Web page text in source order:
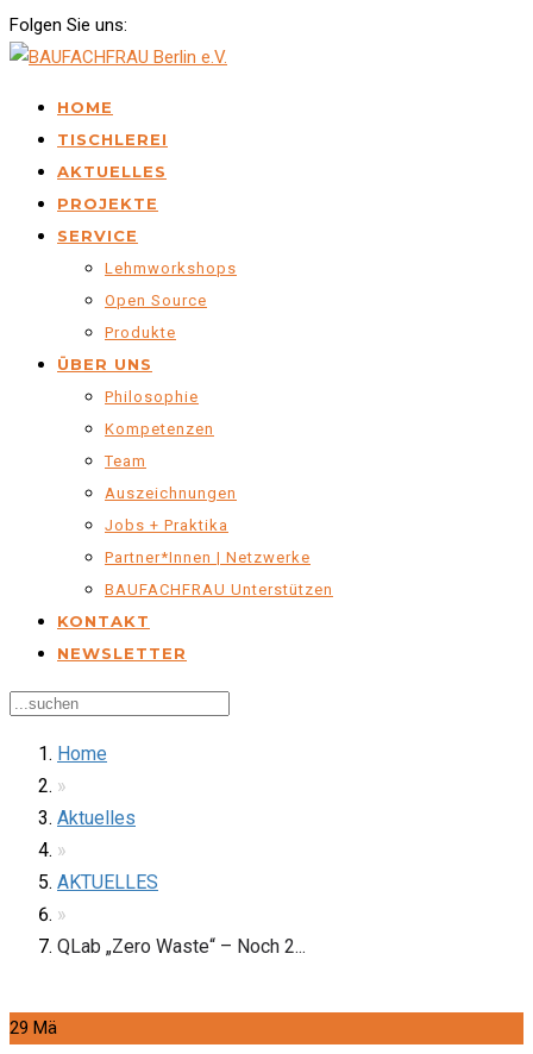
Folgen Sie uns:
HOME
TISCHLEREI
AKTUELLES
PROJEKTE
SERVICE
Lehmworkshops
Open Source
Produkte
ÜBER UNS
Philosophie
Kompetenzen
Team
Auszeichnungen
Jobs + Praktika
Partner*innen | Netzwerke
BAUFACHFRAU Unterstützen
KONTAKT
NEWSLETTER
Home
»
Aktuelles
»
AKTUELLES
»
QLab „Zero Waste“ – Noch 2...
29 Mä